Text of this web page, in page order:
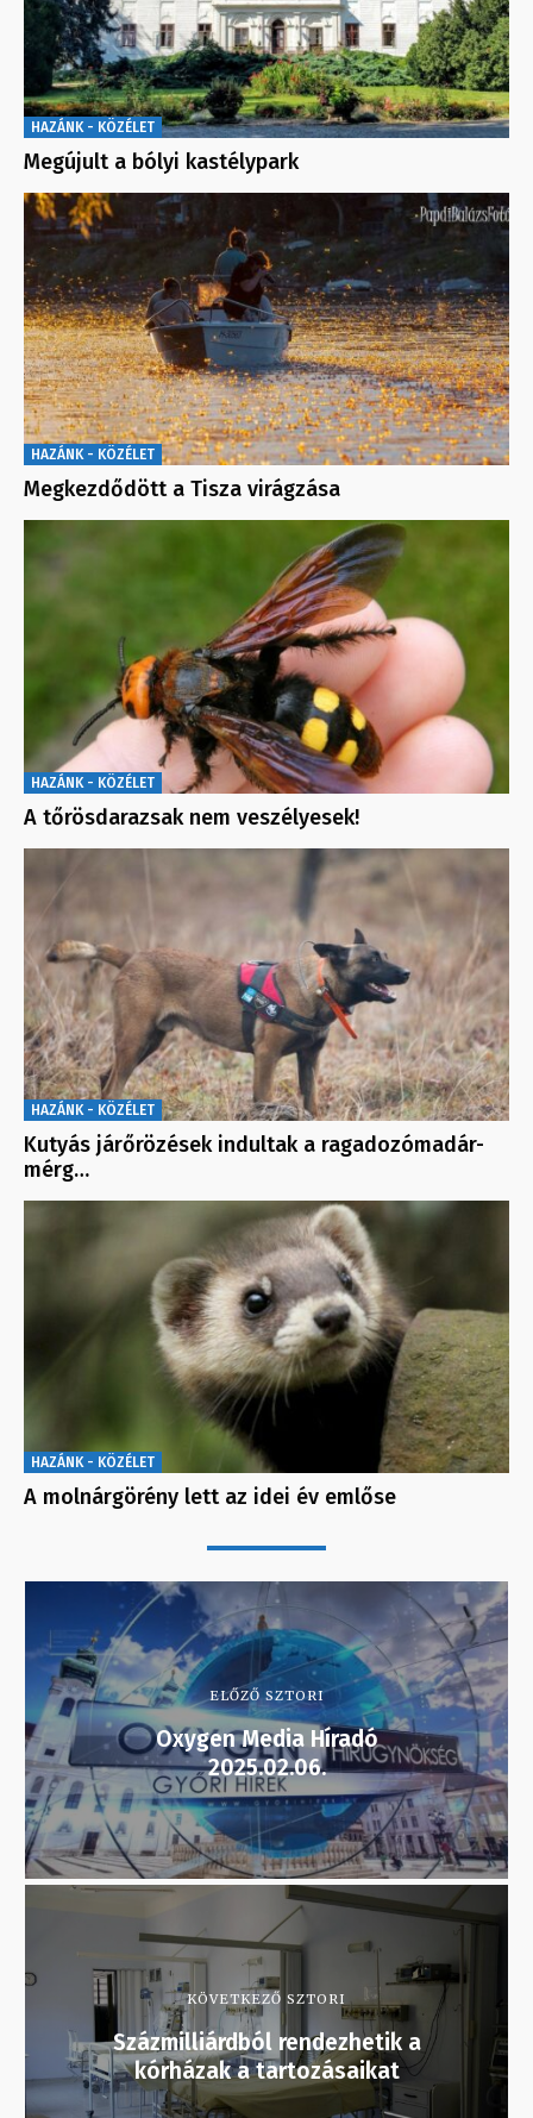
HAZÁNK - KÖZÉLET
Megújult a bólyi kastélypark
HAZÁNK - KÖZÉLET
Megkezdődött a Tisza virágzása
HAZÁNK - KÖZÉLET
A tőrösdarazsak nem veszélyesek!
HAZÁNK - KÖZÉLET
Kutyás járőrözések indultak a ragadozómadár-
mérg…
HAZÁNK - KÖZÉLET
A molnárgörény lett az idei év emlőse
ELŐZŐ SZTORI
Oxygen Media Híradó
2025.02.06.
KÖVETKEZŐ SZTORI
Százmilliárdból rendezhetik a
kórházak a tartozásaikat